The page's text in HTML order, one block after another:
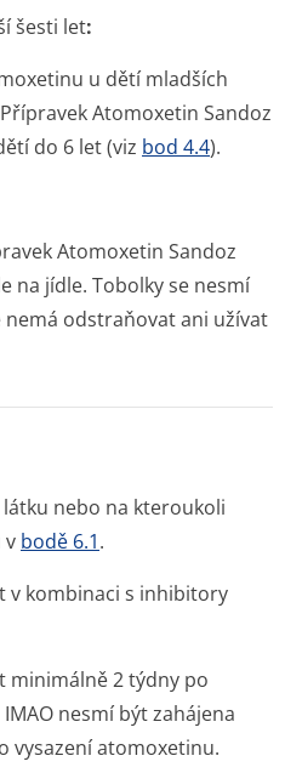
šesti let:
u dětí mladších
Atomoxetin Sandoz
do 6 let (viz bod 4.4).
Atomoxetin Sandoz
na jídle. Tobolky se nesmí
odstraňovat ani užívat
nebo na kteroukoli
v bodě 6.1.
v kombinaci s inhibitory
minimálně 2 týdny po
nesmí být zahájena
vysazení atomoxetinu.